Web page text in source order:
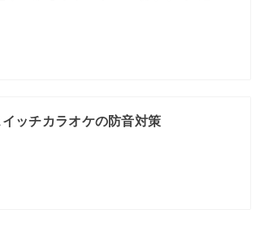
ッチカラオケの防音対策